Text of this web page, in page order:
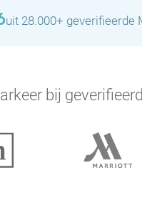
uit 28.000+ geverifieerde
bij